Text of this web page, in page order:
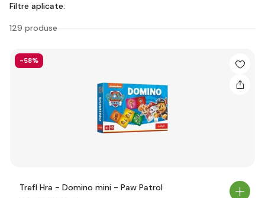
Filtre aplicate:
129 produse
-58%
Trefl Hra - Domino mini - Paw Patrol